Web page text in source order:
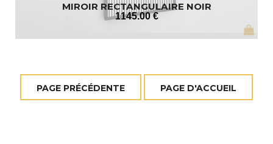
MIROIR RECTANGULAIRE NOIR
1145.00 €